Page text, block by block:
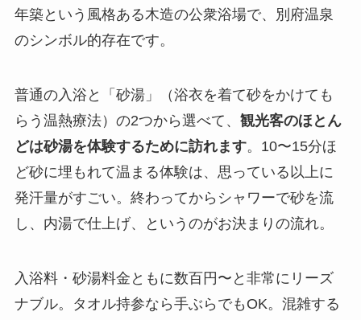
年築という風格ある木造の公衆浴場で、別府温泉
のシンボル的存在です。
普通の入浴と「砂湯」（浴衣を着て砂をかけても
らう温熱療法）の2つから選べて、 観光客のほとん
どは砂湯を体験するために訪れます。10〜15分ほ
ど砂に埋もれて温まる体験は、思っている以上に
発汗量がすごい。終わってからシャワーで砂を流
し、内湯で仕上げ、というのがお決まりの流れ。
入浴料・砂湯料金ともに数百円〜と非常にリーズ
ナブル。タオル持参なら手ぶらでもOK。混雑する